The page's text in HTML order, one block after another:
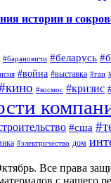
истории и
#барановичи #беларусь
#война #выставка #гаи
#космос #кризис
#сша
#электричество дом
Все права
с нашего